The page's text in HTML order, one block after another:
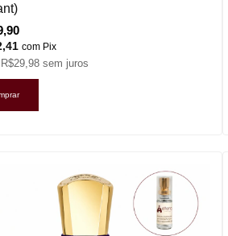
com Pix
R$29,98 sem juros